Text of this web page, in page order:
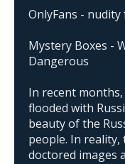
OnlyFans - nudity
Mystery Boxes -
Dangerous
In recent
flooded with
beauty of the
people. In reality,
doctored images